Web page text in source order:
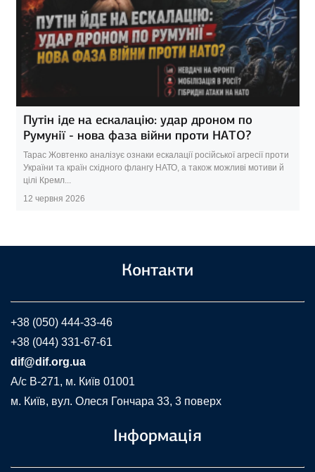
Путін іде на ескалацію: удар дроном по
Румунії - нова фаза війни проти НАТО?
Тарас Жовтенко аналізує ознаки ескалації російської агресії проти
України та країн східного флангу НАТО, а також можливі мотиви й
цілі Кремл...
12 червня 2026
Контакти
+38 (050) 444-33-46
+38 (044) 331-67-61
dif@dif.org.ua
A/c В-271, м. Київ 01001
м. Київ, вул. Олеся Гончара 33, 3 поверх
Інформація